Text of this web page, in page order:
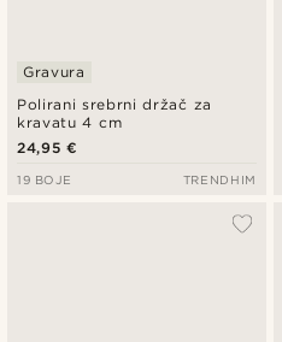
Polirani srebrni držač za
kravatu 4 cm
Gravura
24,95 €
19 BOJE TRENDHIM